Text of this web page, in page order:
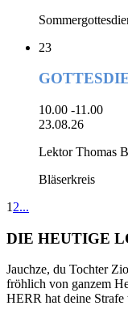
23
10.00 -11.00
23.08.26
Lektor Thomas
Bläserkreis
1 2...
DIE HEUTIGE
Jauchze, du Tochter
fröhlich von ganzem
HERR hat deine Strafe